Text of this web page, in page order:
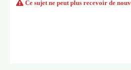
Ce sujet ne peut plus recevoir de